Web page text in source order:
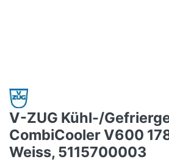
V-ZUG Kühl-/
CombiCooler V600
Weiss, 5115700003